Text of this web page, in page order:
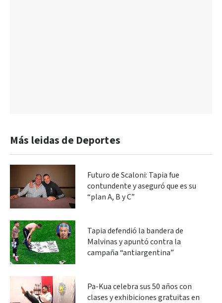
Más leidas de Deportes
Futuro de Scaloni: Tapia fue
contundente y aseguró que es su
“plan A, B y C”
Tapia defendió la bandera de
Malvinas y apuntó contra la
campaña “antiargentina”
Pa-Kua celebra sus 50 años con
clases y exhibiciones gratuitas en